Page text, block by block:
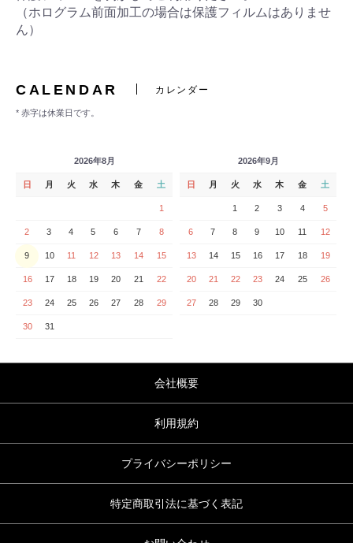
（ホログラム前面加工の場合は保護フィルムはありませ
ん）
CALENDAR カレンダー
* 赤字は休業日です。
2026年8月
日 月 火 水 木 金 土
1
2 3 4 5 6 7 8
9 10 11 12 13 14 15
16 17 18 19 20 21 22
23 24 25 26 27 28 29
30 31
2026年9月
日 月 火 水 木 金 土
1 2 3 4 5
6 7 8 9 10 11 12
13 14 15 16 17 18 19
20 21 22 23 24 25 26
27 28 29 30
会社概要
利用規約
プライバシーポリシー
特定商取引法に基づく表記